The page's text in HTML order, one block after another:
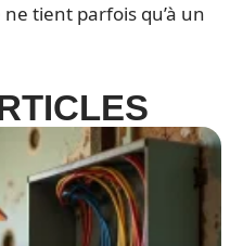
tient parfois qu’à un